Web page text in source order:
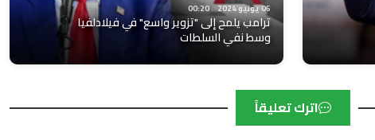
06 يونيو 2024 00:20
ترامب يلمح إلى "تزوير واسع" في فيلادلفيا
وسط نفي السلطات
اترك تعليقاً